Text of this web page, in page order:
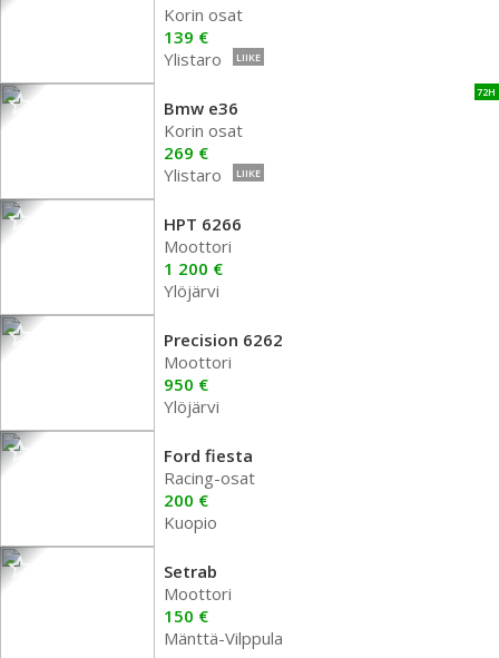
Korin osat
139 €
Ylistaro
LIIKE
72H
Bmw e36
Korin osat
269 €
Ylistaro
LIIKE
HPT 6266
Moottori
1 200 €
Ylöjärvi
Precision 6262
Moottori
950 €
Ylöjärvi
Ford fiesta
Racing-osat
200 €
Kuopio
Setrab
Moottori
150 €
Mänttä-Vilppula